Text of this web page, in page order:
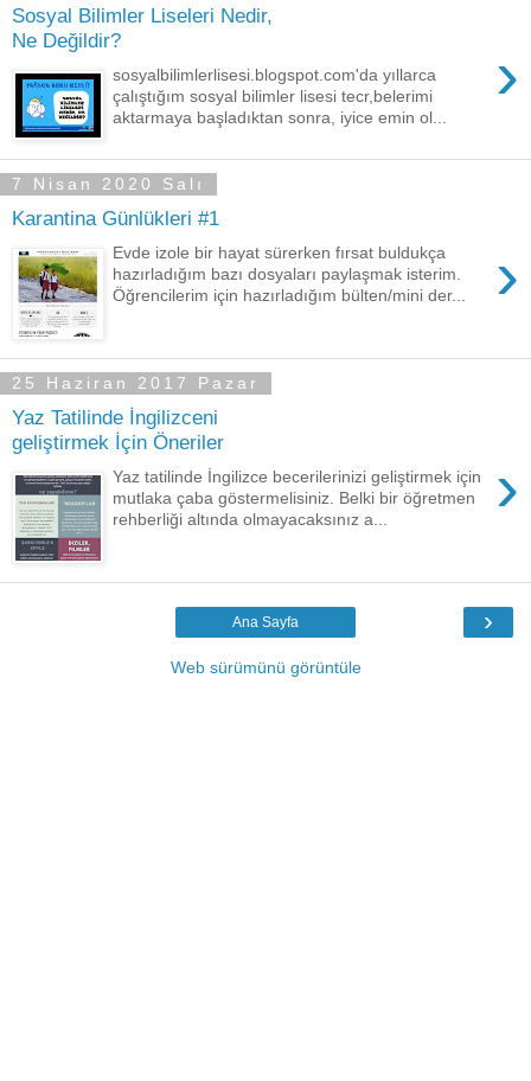
Sosyal Bilimler Liseleri Nedir,
Ne Değildir?
›
sosyalbilimlerlisesi.blogspot.com'da yıllarca
çalıştığım sosyal bilimler lisesi tecr,belerimi
aktarmaya başladıktan sonra, iyice emin ol...
7 Nisan 2020 Salı
Karantina Günlükleri #1
›
Evde izole bir hayat sürerken fırsat buldukça
hazırladığım bazı dosyaları paylaşmak isterim.
Öğrencilerim için hazırladığım bülten/mini der...
25 Haziran 2017 Pazar
Yaz Tatilinde İngilizceni
geliştirmek İçin Öneriler
›
Yaz tatilinde İngilizce becerilerinizi geliştirmek için
mutlaka çaba göstermelisiniz. Belki bir öğretmen
rehberliği altında olmayacaksınız a...
›
Ana Sayfa
Web sürümünü görüntüle